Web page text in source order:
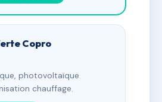
Copro
photovoltaïque
chauffage.